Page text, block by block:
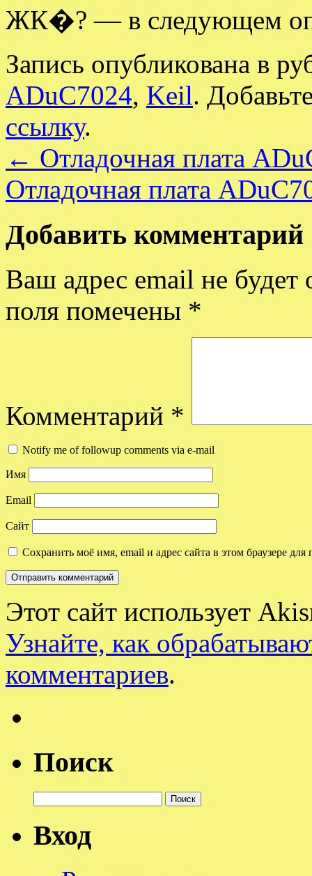
ЖК�? — в следующем
Запись опубликована в
ADuC7024, Keil.
ссылку.
← Отладочная плата
Отладочная плата
Добавить комментарий
Ваш адрес email не будет
поля помечены *
Комментарий *
Notify me of followup comments via e-mail
Имя
Email
Сайт
Сохранить моё имя, email и адрес сайта в этом браузере
Этот сайт использует
Узнайте, как
комментариев.
Поиск
Вход